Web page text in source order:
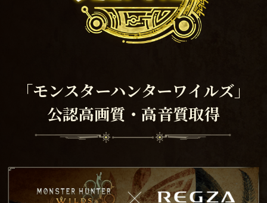
「モンスターハンターワイルズ」
公認高画質・高音質取得